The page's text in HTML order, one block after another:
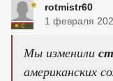
rotmistr60
1 февраля
Мы изменили
американских